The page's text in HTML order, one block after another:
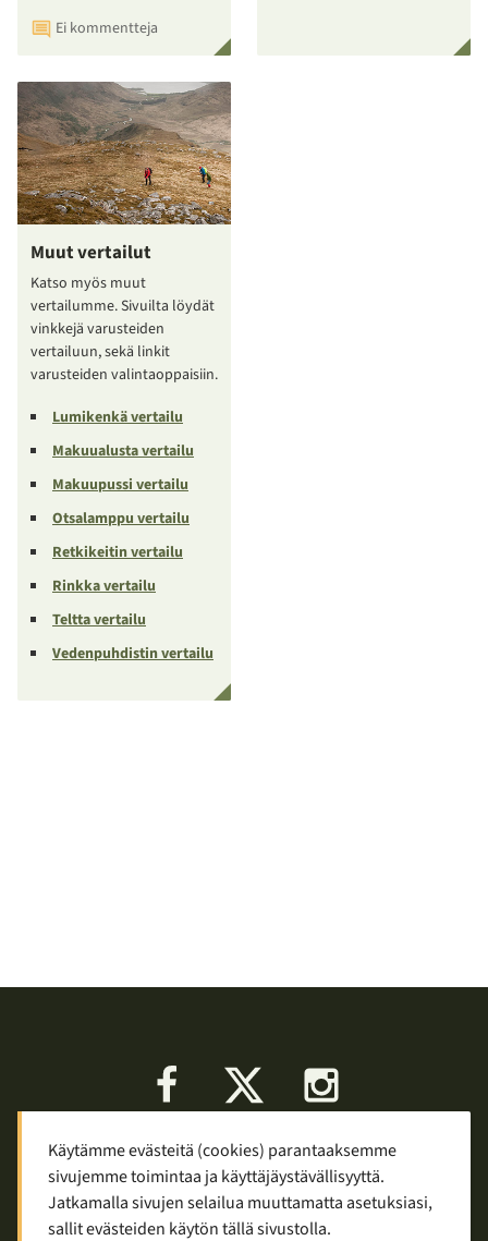
Ei kommentteja
Muut vertailut
Katso myös muut
vertailumme. Sivuilta löydät
vinkkejä varusteiden
vertailuun, sekä linkit
varusteiden valintaoppaisiin.
Lumikenkä vertailu
Makuualusta vertailu
Makuupussi vertailu
Otsalamppu vertailu
Retkikeitin vertailu
Rinkka vertailu
Teltta vertailu
Vedenpuhdistin vertailu
Facebook
Keskustelu Palaute
Tietosuoja
Mainostaminen ja yhteistyö
Käytämme evästeitä (cookies) parantaaksemme
sivujemme toimintaa ja käyttäjäystävällisyyttä.
Jatkamalla sivujen selailua muuttamatta asetuksiasi,
sallit evästeiden käytön tällä sivustolla.